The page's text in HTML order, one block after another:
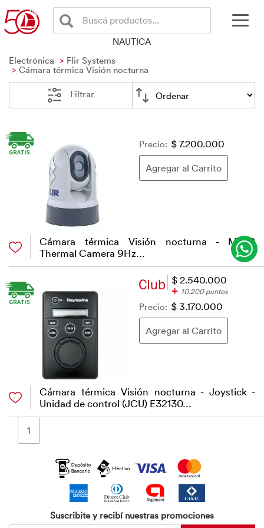
Buscá productos...
NAUTICA
Electrónica
Flir Systems
Cámara térmica Visión nocturna
Filtrar
Precio: $ 7.200.000
Cámara térmica Visión nocturna - M232
Thermal Camera 9Hz...
$ 2.540.000
+ 10.200 puntos
Precio: $ 3.170.000
Cámara térmica Visión nocturna - Joystick -
Unidad de control (JCU) E32130...
1
Suscribite y recibí nuestras promociones